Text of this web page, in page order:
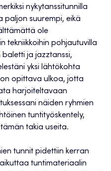
nykytanssitunnilla
paljon suurempi, eikä
ole
tekniikkoihin pohjautuvilla
baletti ja jazztanssi,
yksi lähtökohta
opittava ulkoa, jotta
harjoiteltavaan
näiden ryhmien
tuntityöskentely,
takia useita.
tunnit pidettiin kerran
tuntimateriaalin